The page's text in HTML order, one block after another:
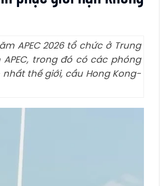
APEC 2026 tổ chức ở Trung
trong đó có các phóng
nhất thế giới, cầu Hong Kong-